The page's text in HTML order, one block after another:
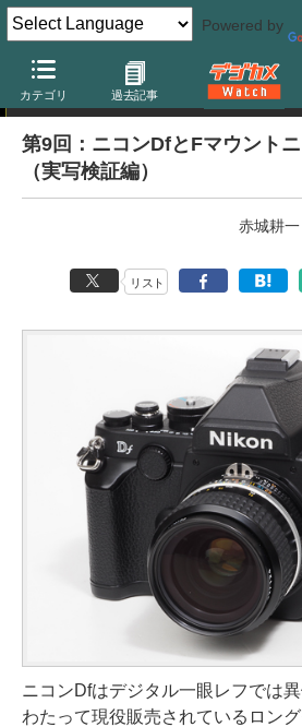
Powered by
カテゴリ 過去記事
赤城耕一の「アカギカメラ」
第9回：ニコンDfとFマウント
（実写検証編）
赤城耕一
リスト
ニコンDfはデジタル一眼レフでは
わたって現役販売されているロン